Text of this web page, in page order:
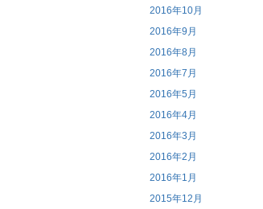
2016年10月
2016年9月
2016年8月
2016年7月
2016年5月
2016年4月
2016年3月
2016年2月
2016年1月
2015年12月